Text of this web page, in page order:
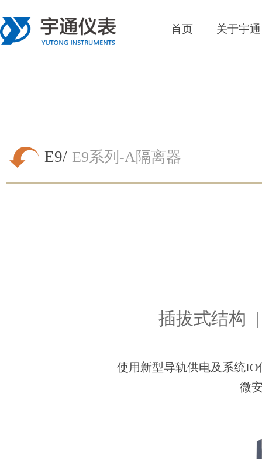
首页 关于宇通
E9/ E9系列-A隔离器
插拔式结构
使用新型导轨供电及系统
微